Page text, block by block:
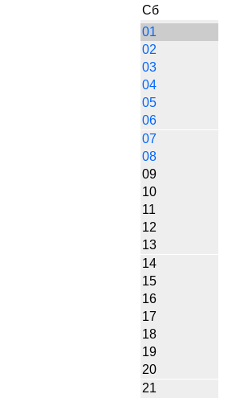
Сб
01
02
03
04
05
06
07
08
09
10
11
12
13
14
15
16
17
18
19
20
21